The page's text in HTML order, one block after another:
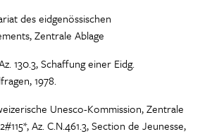
des eidgenössischen
Zentrale Ablage
130.3, Schaffung einer Eidg.
1978.
Unesco-Kommission, Zentrale
Az. C.N.461.3, Section de Jeunesse,